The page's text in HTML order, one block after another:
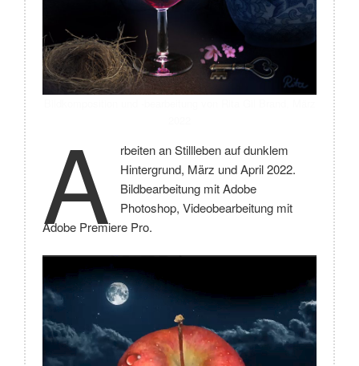
A
rbeiten an Stillleben auf dunklem
Hintergrund, März und April 2022.
Bildbearbeitung mit Adobe
Photoshop, Videobearbeitung mit
Adobe Premiere Pro.